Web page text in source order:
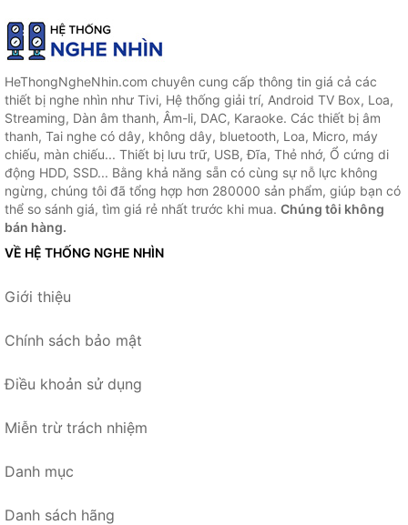
dùng lên đến 6h - Âm thanh
rõ ràng, sắc nét - Hàng nhập
khẩu
HeThongNgheNhin.com chuyên cung cấp thông tin giá cả các
thiết bị nghe nhìn như Tivi, Hệ thống giải trí, Android TV Box, Loa,
Streaming, Dàn âm thanh, Âm-li, DAC, Karaoke. Các thiết bị âm
thanh, Tai nghe có dây, không dây, bluetooth, Loa, Micro, máy
chiếu, màn chiếu... Thiết bị lưu trữ, USB, Đĩa, Thẻ nhớ, Ổ cứng di
động HDD, SSD... Bằng khả năng sẵn có cùng sự nỗ lực không
ngừng, chúng tôi đã tổng hợp hơn 280000 sản phẩm, giúp bạn có
thể so sánh giá, tìm giá rẻ nhất trước khi mua. Chúng tôi không
bán hàng.
VỀ HỆ THỐNG NGHE NHÌN
Giới thiệu
Chính sách bảo mật
Điều khoản sử dụng
Miễn trừ trách nhiệm
Danh mục
Danh sách hãng